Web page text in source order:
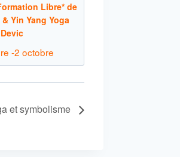
Libre* de
Yin Yang Yoga
-2 octobre
et symbolisme